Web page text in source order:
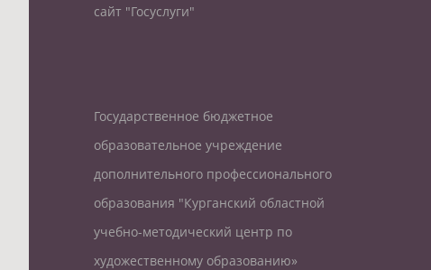
сайт "Госуслуги"
Государственное бюджетное
образовательное учреждение
дополнительного профессионального
образования "Курганский областной
учебно-методический центр по
художественному образованию»